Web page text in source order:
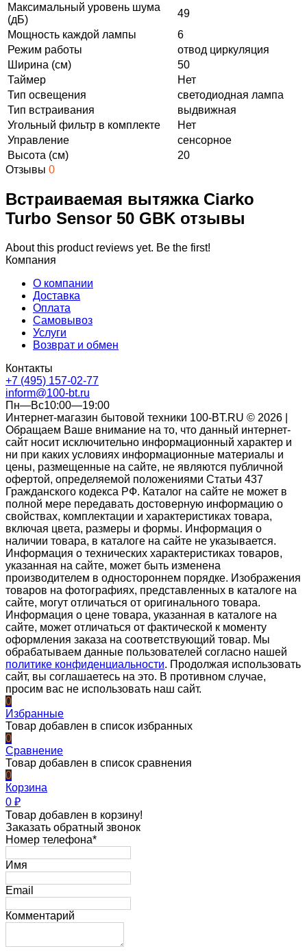
Максимальный уровень шума
(дБ)
49
Мощность каждой лампы
6
Режим работы
отвод циркуляция
Ширина (см)
50
Таймер
Нет
Тип освещения
светодиодная лампа
Тип встраивания
выдвижная
Угольный фильтр в комплекте
Нет
Управление
сенсорное
Высота (см)
20
Отзывы 0
Встраиваемая вытяжка Ciarko
Turbo Sensor 50 GBK отзывы
About this product reviews yet. Be the first!
Компания
О компании
Доставка
Оплата
Самовывоз
Услуги
Возврат и обмен
Контакты
+7 (495) 157-02-77
inform@100-bt.ru
Пн—Вс10:00—19:00
Интернет-магазин бытовой техники 100-BT.RU © 2026 |
Обращаем Ваше внимание на то, что данный интернет-
сайт носит исключительно информационный характер и
ни при каких условиях информационные материалы и
цены, размещенные на сайте, не являются публичной
офертой, определяемой положениями Статьи 437
Гражданского кодекса РФ. Каталог на сайте не может в
полной мере передавать достоверную информацию о
свойствах, комплектации и характеристиках товара,
включая цвета, размеры и формы. Информация о
наличии товара, в каталоге на сайте не указывается.
Информация о технических характеристиках товаров,
указанная на сайте, может быть изменена
производителем в одностороннем порядке. Изображения
товаров на фотографиях, представленных в каталоге на
сайте, могут отличаться от оригинального товара.
Информация о цене товара, указанная в каталоге на
сайте, может отличаться от фактической к моменту
оформления заказа на соответствующий товар. Мы
обрабатываем данные пользователей согласно нашей
политике конфиденциальности. Продолжая использовать
сайт, вы соглашаетесь на это. В противном случае,
просим вас не использовать наш сайт.
0
Избранные
Товар добавлен в список избранных
0
Сравнение
Товар добавлен в список сравнения
0
Корзина
0 ₽
Товар добавлен в корзину!
Заказать обратный звонок
Номер телефона*
Имя
Email
Комментарий